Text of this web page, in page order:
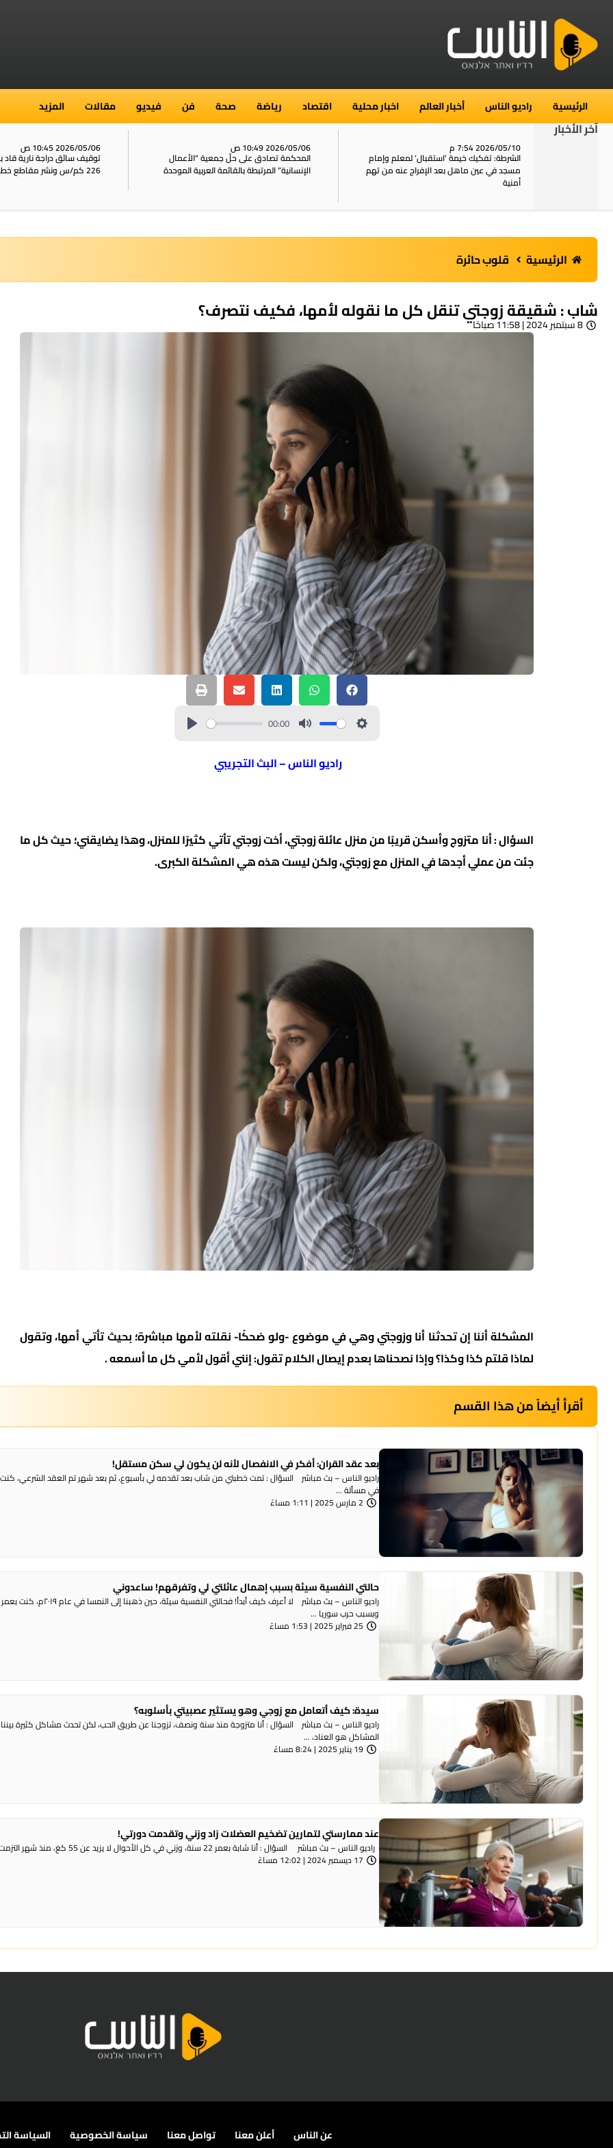
الرئيسية راديو الناس أخبار العالم اخبار محلية اقتصاد رياضة صحة فن فيديو مقالات المزيد
آخر الأخبار
2026/05/10 7:54 م
الشرطة: تفكيك خيمة ‘استقبال‘ لمعلم وإمام
مسجد في عين ماهل بعد الإفراج عنه من تهم
أمنية
2026/05/06 10:49 ص
المحكمة تصادق على حلّ جمعية “الأعمال
الإنسانية” المرتبطة بالقائمة العربية الموحدة
2026/05/06 10:45 ص
توقيف سائق دراجة نارية
226 كم/س ونشر مقاطع خطيرة على الشبكات
الرئيسية قلوب حائرة
شاب : شقيقة زوجتي تنقل كل ما نقوله لأمها، فكيف نتصرف؟
8 سبتمبر 2024 | 11:58 صباحًا
00:00
راديو الناس – البث التجريبي
السؤال : أنا متزوج وأسكن قريبًا من منزل عائلة زوجتي، أخت زوجتي تأتي كثيرًا للمنزل، وهذا يضايقني؛ حيث كل ما
جئت من عملي أجدها في المنزل مع زوجتي، ولكن ليست هذه هي المشكلة الكبرى.
المشكلة أننا إن تحدثنا أنا وزوجتي وهي في موضوع -ولو ضحكًا- نقلته لأمها مباشرة؛ بحيث تأتي أمها، وتقول
لماذا قلتم كذا وكذا؟ وإذا نصحناها بعدم إيصال الكلام تقول: إنني أقول لأمي كل ما أسمعه .
أقرأ أيضاً من هذا القسم
بعد عقد القران: أفكر في الانفصال لأنه لن يكون لي سكن مستقل!
راديو الناس – بث مباشر السؤال : تمت خطبتي من شاب بعد تقدمه لي بأسبوع، ثم بعد شهر تم العقد الشرعي،
في مسألة ...
2 مارس 2025 | 1:11 مساءً
حالتي النفسية سيئة بسبب إهمال عائلتي لي وتفرقهم! ساعدوني
وبسبب حرب سوريا ...
25 فبراير 2025 | 1:53 مساءً
سيدة: كيف أتعامل مع زوجي وهو يستثير عصبيتي بأسلوبه؟
راديو الناس – بث مباشر السؤال : أنا متزوجة منذ سنة ونصف، تزوجنا عن طريق الحب، لكن تحدث مشاكل كثيرة
المشاكل هو العناد، ...
19 يناير 2025 | 8:24 مساءً
عند ممارستي لتمارين تضخيم العضلات زاد وزني وتقدمت دورتي!
راديو الناس – بث مباشر السؤال : أنا شابة بعمر 22 سنة، وزني في كل الأحوال لا يزيد عن 55 كغ، منذ شهر التزمت ...
17 ديسمبر 2024 | 12:02 مساءً
عن الناس أعلن معنا تواصل معنا سياسة الخصوصية
السياسة